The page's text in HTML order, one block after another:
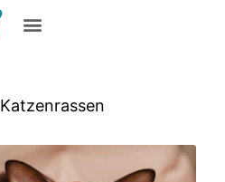
Katzenrassen